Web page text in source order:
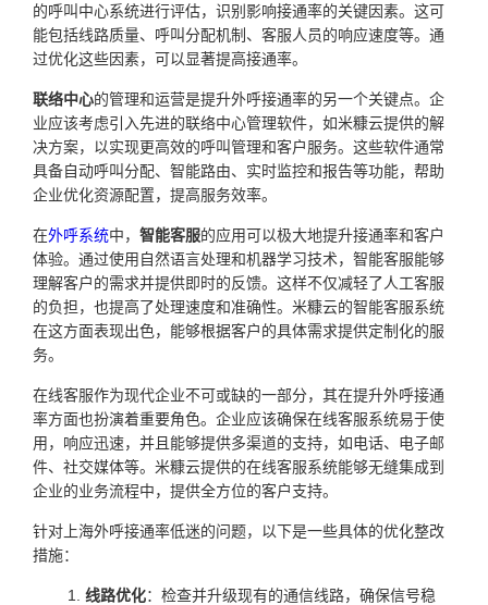
的呼叫中心系统进行评估，识别影响接通率的关键因素。这可
能包括线路质量、呼叫分配机制、客服人员的响应速度等。通
过优化这些因素，可以显著提高接通率。
联络中心的管理和运营是提升外呼接通率的另一个关键点。企
业应该考虑引入先进的联络中心管理软件，如米糠云提供的解
决方案，以实现更高效的呼叫管理和客户服务。这些软件通常
具备自动呼叫分配、智能路由、实时监控和报告等功能，帮助
企业优化资源配置，提高服务效率。
在外呼系统中， 智能客服的应用可以极大地提升接通率和客户
体验。通过使用自然语言处理和机器学习技术，智能客服能够
理解客户的需求并提供即时的反馈。这样不仅减轻了人工客服
的负担，也提高了处理速度和准确性。米糠云的智能客服系统
在这方面表现出色，能够根据客户的具体需求提供定制化的服
务。
在线客服作为现代企业不可或缺的一部分，其在提升外呼接通
率方面也扮演着重要角色。企业应该确保在线客服系统易于使
用，响应迅速，并且能够提供多渠道的支持，如电话、电子邮
件、社交媒体等。米糠云提供的在线客服系统能够无缝集成到
企业的业务流程中，提供全方位的客户支持。
针对上海外呼接通率低迷的问题，以下是一些具体的优化整改
措施：
线路优化：检查并升级现有的通信线路，确保信号稳